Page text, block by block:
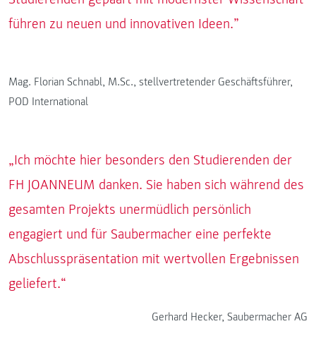
führen zu neuen und innovativen Ideen.”
Mag. Florian Schnabl, M.Sc., stellvertretender Geschäftsführer,
POD International
„Ich möchte hier besonders den Studierenden der
FH JOANNEUM danken. Sie haben sich während des
gesamten Projekts unermüdlich persönlich
engagiert und für Saubermacher eine perfekte
Abschlusspräsentation mit wertvollen Ergebnissen
geliefert.“
Gerhard Hecker, Saubermacher AG